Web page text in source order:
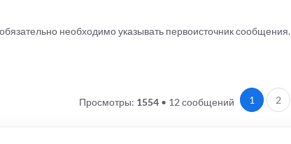
необходимо указывать первоисточник сообщения.
12 сообщений 1 2
Просмотры: 1554•